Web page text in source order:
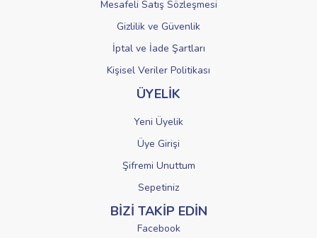
Mesafeli Satış Sözleşmesi
Gizlilik ve Güvenlik
İptal ve İade Şartları
Kişisel Veriler Politikası
ÜYELİK
Yeni Üyelik
Üye Girişi
Şifremi Unuttum
Sepetiniz
BİZİ TAKİP EDİN
Facebook